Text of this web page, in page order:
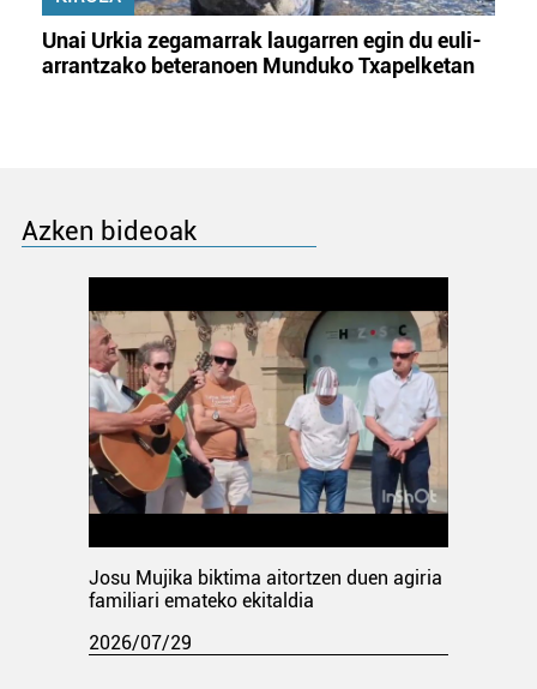
Unai Urkia zegamarrak laugarren egin du euli-
arrantzako beteranoen Munduko Txapelketan
Azken bideoak
Josu Mujika biktima aitortzen duen agiria
familiari emateko ekitaldia
2026/07/29